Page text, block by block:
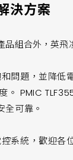
決方案
組合外，英飛
問題，並降
PMIC
全可靠。
系統，歡迎各